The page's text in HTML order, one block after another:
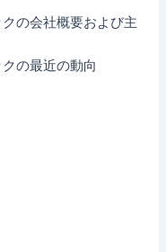
の会社概要および主
の最近の動向